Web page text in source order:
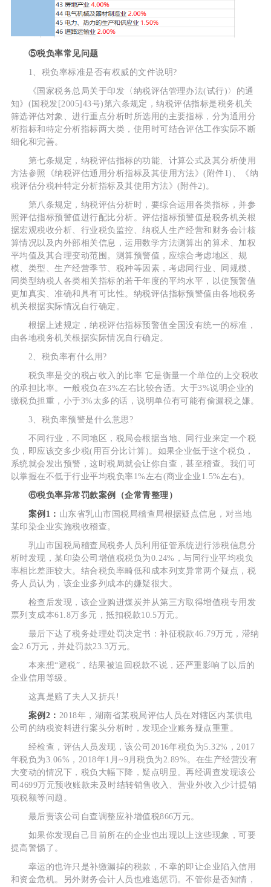
⑤税负率常见问题
1、税负率标准是否有权威的文件说明?
《国家税务总局关于印发〈纳税评估管理办法(试行)〉的通
知》(国税发[2005]43号)第六条规定，纳税评估指标是税务机关
筛选评估对象、进行重点分析时所选用的主要指标，分为通用分
析指标和特定分析指标两大类，使用时可结合评估工作实际不断
细化和完善。
第七条规定，纳税评估指标的功能、计算公式及其分析使用
方法参照《纳税评估通用分析指标及其使用方法》(附件1)、《纳
税评估分税种特定分析指标及其使用方法》(附件2)。
第八条规定，纳税评估分析时，要综合运用各类指标，并参
照评估指标预警值进行配比分析。评估指标预警值是税务机关根
据宏观税收分析、行业税负监控、纳税人生产经营和财务会计核
算情况以及内外部相关信息，运用数学方法测算出的算术、加权
平均值及其合理变动范围。测算预警值，应综合考虑地区、规
模、类型、生产经营季节、税种等因素，考虑同行业、同规模、
同类型纳税人各类相关指标的若干年度的平均水平，以使预警值
更加真实、准确和具有可比性。纳税评估指标预警值由各地税务
机关根据实际情况自行确定。
根据上述规定，纳税评估指标预警值全国没有统一的标准，
由各地税务机关根据实际情况自行确定。
2、税负率有什么用?
税负率是交的税占收入的比率 它是衡量一个单位的上交税收
的承担比率。一般税负在3%左右比较合适。大于3%说明企业的
缴税负担重，小于3%太多的话，说明单位有可能有偷漏税之嫌。
3、税负率预警是什么意思?
不同行业，不同地区，税局会根据当地、同行业来定一个税
负，即应该交多少税(用百分比计算)。如果企业低于这个税负，
系统就会发出预警，这时税局就会让你自查，甚至稽查。我们可
以掌握在不低于行业平均税负率1%左右(商业企业1.5%左右)。
⑥税负率异常罚款案例（企常青整理）
案例1： 山东省乳山市国税局稽查局根据疑点信息，对当地
某印染企业实施税收稽查。
乳山市国税局稽查局税务人员利用征管系统进行涉税信息分
析时发现，某印染公司增值税税负为0.24%，与同行业平均税负
率相比差距较大。结合税负率畸低和成本列支异常两个疑点，税
务人员认为，该企业多列成本的嫌疑很大。
检查后发现，该企业购进煤炭并从第三方取得增值税专用发
票列支成本61.8万多元，抵扣税款10.5万元。
最后下达了税务处理处罚决定书：补征税款46.79万元，滞纳
金2.6万元，并处罚款23.3万元。
本来想“避税”，结果被追回税款不说，还严重影响了以后的
企业信用等级。
这真是赔了夫人又折兵!
案例2： 2018年，湖南省某税局评估人员在对辖区内某供电
公司的纳税资料进行案头分析时，发现企业账务疑点重重。
经检查，评估人员发现，该公司2016年税负为5.32%，2017
年税负为3.06%，2018年1月~9月税负为2.89%。在生产经营没有
大变动的情况下，税负大幅下降，疑点明显。再经调查发现该公
司4699万元预收账款未及时结转销售收入、营业外收入少计提销
项税额等问题。
最后责该公司自查调整应补增值税866万元。
如果你发现自己目前所在的企业也出现以上这些现象，可要
提高警惕了。
幸运的也许只是补缴漏掉的税款，不幸的即让企业陷入信用
和资金危机。另外财务会计人员也难逃惩罚。不管你是否知情，